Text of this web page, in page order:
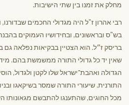
מחלק את זמנו בין שתי הישיבות.
רבי אהרון ז"ל היה מגדולי החכמים
בש"ס ובראשונים, ובחידושיו העמוקים
בריסק ז״ל. הוא הצטיין בבקיאות נפלאה
שאין יד כל גדולי התורה ממשמשת בהם.
הגדולה ואהבת־ישראל שלו לקטן ולגדול,
התורנית. שיעורי התורה שמסר בשיקאגו
מכל החוגים, שהתענגו להתבשם מגאונותו